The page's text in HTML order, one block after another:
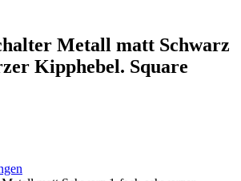
Metall matt Schwarz
Kipphebel. Square